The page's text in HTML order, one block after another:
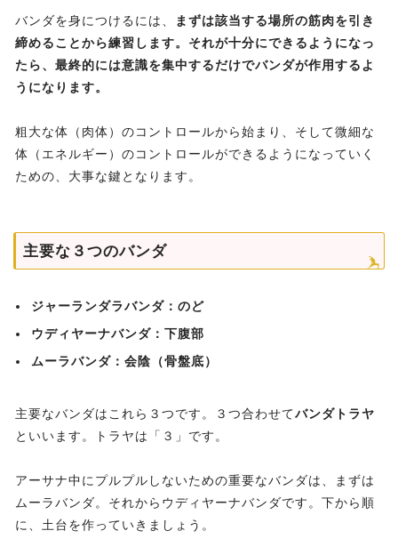
バンダを身につけるには、
まずは該当する場所の筋肉を引き
締めることから練習します。それが十分にできるようになっ
たら、最終的には意識を集中するだけでバンダが作用するよ
うになります。
粗大な体（肉体）のコントロールから始まり、そして微細な
体（エネルギー）のコントロールができるようになっていく
ための、大事な鍵となります。
主要な３つのバンダ
ジャーランダラバンダ：のど
ウディヤーナバンダ：下腹部
ムーラバンダ：会陰（骨盤底）
主要なバンダはこれら３つです。３つ合わせてバンダトラヤ
といいます。トラヤは「３」です。
アーサナ中にプルプルしないための重要なバンダは、まずは
ムーラバンダ。それからウディヤーナバンダです。下から順
に、土台を作っていきましょう。